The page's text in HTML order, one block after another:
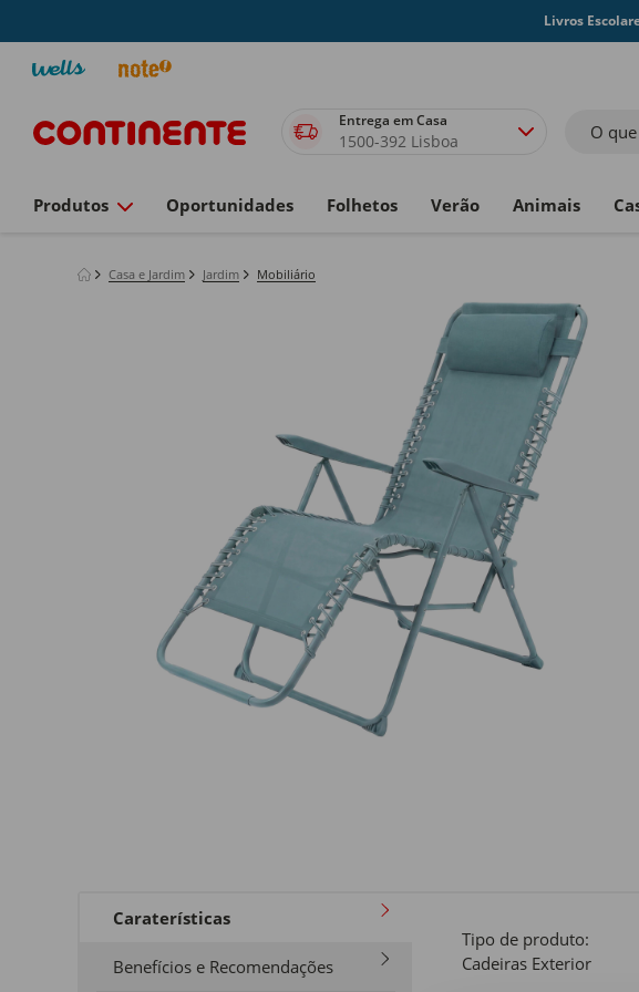
Livros
Entrega em Casa
1500-392 Lisboa O
Produtos Oportunidades Folhetos Verão Animais
Casa e Jardim Jardim Mobiliário
Caraterísticas
Benefícios e Recomendações
Tipo de produto:
Cadeiras Exterior